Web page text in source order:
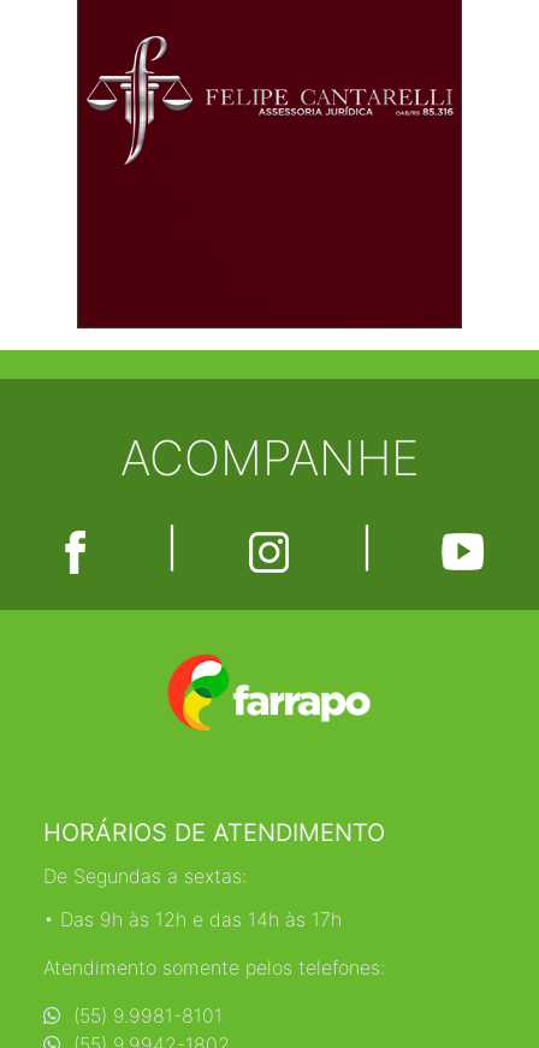
ACOMPANHE
HORÁRIOS DE ATENDIMENTO
De Segundas a sextas:
• Das 9h às 12h e das 14h às 17h
Atendimento somente pelos telefones:
(55) 9.9981-8101